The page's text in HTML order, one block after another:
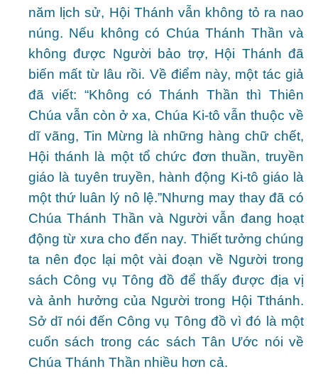
năm lịch sử, Hội Thánh vẫn không tỏ ra nao
núng. Nếu không có Chúa Thánh Thần và
không được Người bảo trợ, Hội Thánh đã
biến mất từ lâu rồi. Về điểm này, một tác giả
đã viết: “Không có Thánh Thần thì Thiên
Chúa vẫn còn ở xa, Chúa Ki-tô vẫn thuộc về
dĩ vãng, Tin Mừng là những hàng chữ chết,
Hội thánh là một tổ chức đơn thuần, truyền
giáo là tuyên truyền, hành động Ki-tô giáo là
một thứ luân lý nô lệ.”Nhưng may thay đã có
Chúa Thánh Thần và Người vẫn đang hoạt
động từ xưa cho đến nay. Thiết tưởng chúng
ta nên đọc lại một vài đoạn về Người trong
sách Công vụ Tông đồ để thấy được địa vị
và ảnh hưởng của Người trong Hội Tthánh.
Sở dĩ nói đến Công vụ Tông đồ vì đó là một
cuốn sách trong các sách Tân Ước nói về
Chúa Thánh Thần nhiều hơn cả.